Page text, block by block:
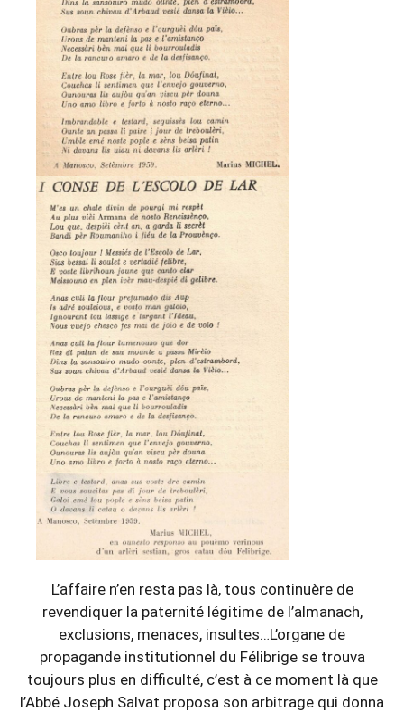
L’affaire n’en resta pas là, tous continuère de
revendiquer la paternité légitime de l’almanach,
exclusions, menaces, insultes…L’organe de
propagande institutionnel du Félibrige se trouva
toujours plus en difficulté, c’est à ce moment là que
l’Abbé Joseph Salvat proposa son arbitrage qui donna